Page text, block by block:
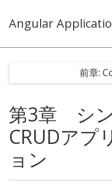
Angular
前章:
第3章 シ
CRUDアプ
ョン